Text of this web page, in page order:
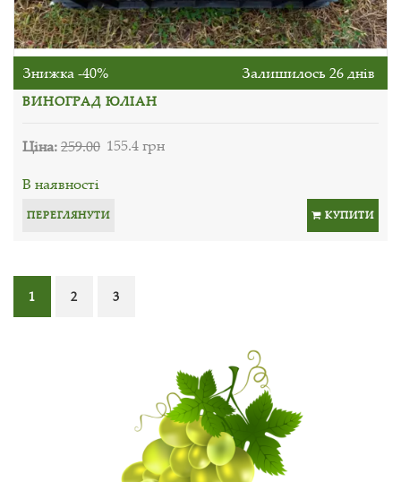
Знижка -40% Залишилось 26 днів
ВИНОГРАД ЮЛІАН
Ціна:259.00 155.4 грн
В наявності
ПЕРЕГЛЯНУТИ КУПИТИ
1 2 3